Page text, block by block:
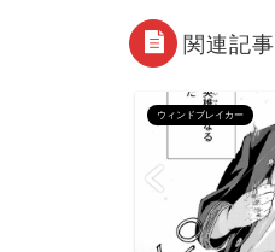
関連記事
ウィンドブレイカー